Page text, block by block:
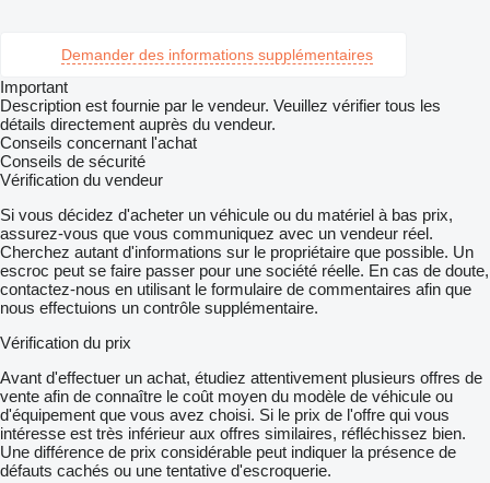
Demander des informations supplémentaires
Important
Description est fournie par le vendeur. Veuillez vérifier tous les
détails directement auprès du vendeur.
Conseils concernant l'achat
Conseils de sécurité
Vérification du vendeur
Si vous décidez d'acheter un véhicule ou du matériel à bas prix,
assurez-vous que vous communiquez avec un vendeur réel.
Cherchez autant d'informations sur le propriétaire que possible. Un
escroc peut se faire passer pour une société réelle. En cas de doute,
contactez-nous en utilisant le formulaire de commentaires afin que
nous effectuions un contrôle supplémentaire.
Vérification du prix
Avant d'effectuer un achat, étudiez attentivement plusieurs offres de
vente afin de connaître le coût moyen du modèle de véhicule ou
d'équipement que vous avez choisi. Si le prix de l'offre qui vous
intéresse est très inférieur aux offres similaires, réfléchissez bien.
Une différence de prix considérable peut indiquer la présence de
défauts cachés ou une tentative d'escroquerie.